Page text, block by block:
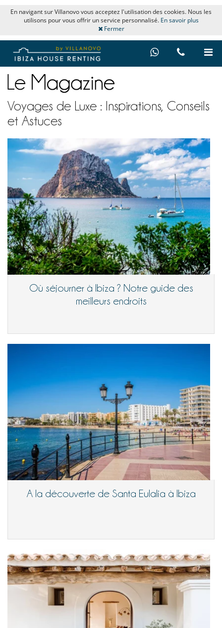
En navigant sur Villanovo vous acceptez l'utilisation des cookies. Nous les
utilisons pour vous offrir un service personnalisé. En savoir plus
Fermer
Voyages de Luxe : Inspirations, Conseils
et Astuces
Où séjourner à Ibiza ? Notre guide des
meilleurs endroits
A la découverte de Santa Eulalia à Ibiza